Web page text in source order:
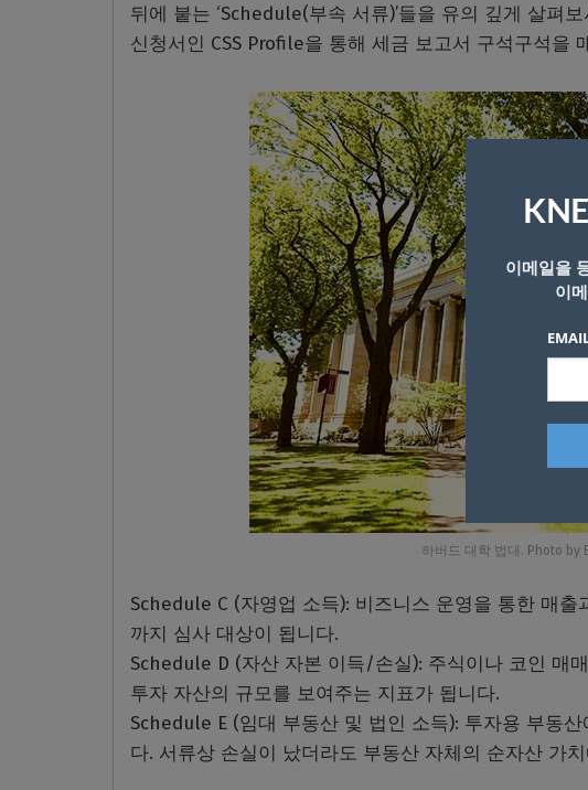
뒤에 붙는 ‘Schedule(부속 서류)’들을 유의 깊게 살펴
신청서인 CSS Profile을 통해 세금 보고서 구석구석을
하버드 대학 법대. Photo by
Schedule C (자영업 소득): 비즈니스 운영을 통한 매
까지 심사 대상이 됩니다.
Schedule D (자산 자본 이득/손실): 주식이나 코인 매
투자 자산의 규모를 보여주는 지표가 됩니다.
Schedule E (임대 부동산 및 법인 소득): 투자용 부동
다. 서류상 손실이 났더라도 부동산 자체의 순자산 가
이메일을
이